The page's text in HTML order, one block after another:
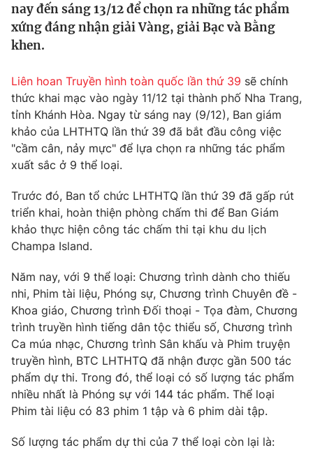
Thế giới đó đây
Câu chuyện quốc tế
Tài chính
Thị trường
Góc doanh nghiệp
Dữ liệu và đời sống
Truyền hình
Phim VTV
Hậu trường
Nhân vật
Giải sao mai
Giải trí
Điện ảnh
Âm nhạc
Sao
Đời sống
Làm đẹp
Chất lượng cuộc sống
Giáo dục
Tuyển sinh
Học trực tuyến
Công nghệ
Sản phẩm
Thị trường
Tư vấn
Giao lưu trực tuyến
Lịch phát sóng
Chuyên mục khác
Emagazine Podcast
Photo Infographic
nay đến sáng 13/12 để chọn ra những tác phẩm
xứng đáng nhận giải Vàng, giải Bạc và Bằng
khen.
Liên hoan Truyền hình toàn quốc lần thứ 39 sẽ chính
thức khai mạc vào ngày 11/12 tại thành phố Nha Trang,
tỉnh Khánh Hòa. Ngay từ sáng nay (9/12), Ban giám
khảo của LHTHTQ lần thứ 39 đã bắt đầu công việc
"cầm cân, nảy mực" để lựa chọn ra những tác phẩm
xuất sắc ở 9 thể loại.
Trước đó, Ban tổ chức LHTHTQ lần thứ 39 đã gấp rút
triển khai, hoàn thiện phòng chấm thi để Ban Giám
khảo thực hiện công tác chấm thi tại khu du lịch
Champa Island.
Năm nay, với 9 thể loại: Chương trình dành cho thiếu
nhi, Phim tài liệu, Phóng sự, Chương trình Chuyên đề -
Khoa giáo, Chương trình Đối thoại - Tọa đàm, Chương
trình truyền hình tiếng dân tộc thiểu số, Chương trình
Ca múa nhạc, Chương trình Sân khấu và Phim truyện
truyền hình, BTC LHTHTQ đã nhận được gần 500 tác
phẩm dự thi. Trong đó, thể loại có số lượng tác phẩm
nhiều nhất là Phóng sự với 144 tác phẩm. Thể loại
Phim tài liệu có 83 phim 1 tập và 6 phim dài tập.
Số lượng tác phẩm dự thi của 7 thể loại còn lại là: